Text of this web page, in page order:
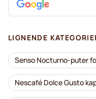
LIGNENDE
Senso Nocturno-puter
Nescafé Dolce Gusto